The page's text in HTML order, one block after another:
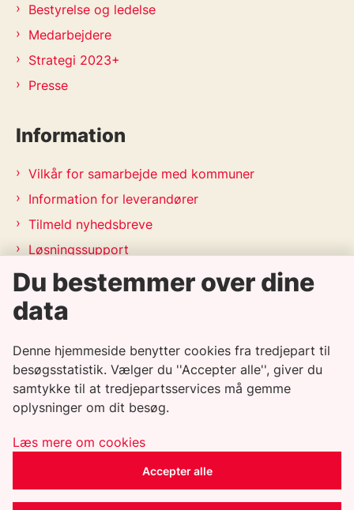
Bestyrelse og ledelse
Medarbejdere
Strategi 2023+
Presse
Information
Vilkår for samarbejde med kommuner
Information for leverandører
Tilmeld nyhedsbreve
Løsningssupport
Releasekalender
APV-handleplan 2026
Genveje
Informationssikkerhedspolitik
Tilgængelighedserklæring
Whistleblowerordning
Cookiepolitik
Du bestemmer over dine
data
Denne hjemmeside benytter cookies fra tredjepart til
besøgsstatistik. Vælger du ''Accepter alle'', giver du
samtykke til at tredjepartsservices må gemme
oplysninger om dit besøg.
Læs mere om cookies
Accepter alle